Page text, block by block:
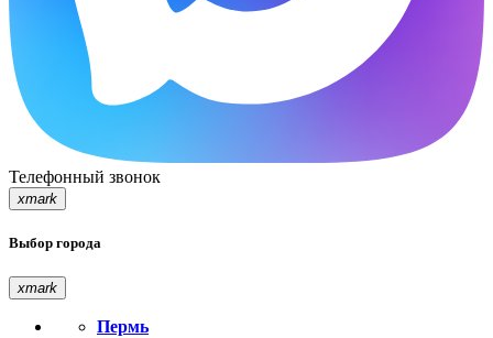
Телефонный звонок
xmark
Выбор города
xmark
Пермь